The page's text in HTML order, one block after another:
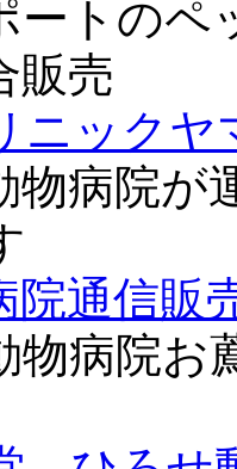
ートのペ
販売
ニックヤ
物病院が
院通信販
物病院お